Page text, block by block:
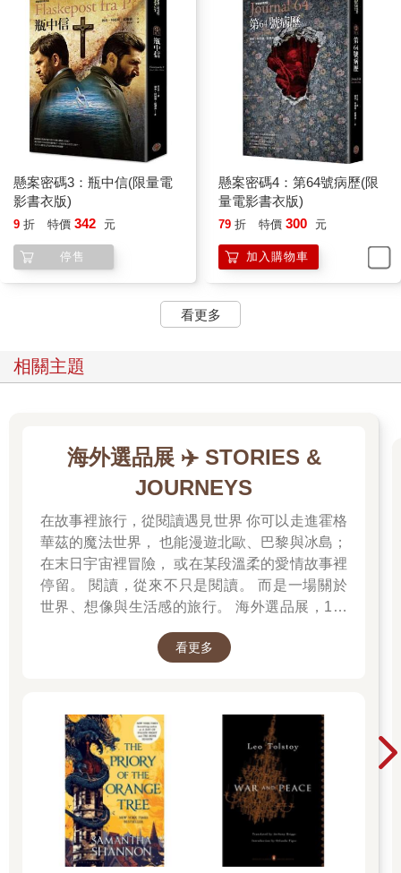
懸案密碼3：瓶中信(限量電
影書衣版)
9 折 特價 342 元
停售
懸案密碼4：第64號病歷(限
量電影書衣版)
79 折 特價 300 元
加入購物車
看更多
相關主題
海外選品展 ✈️ STORIES &
JOURNEYS
在故事裡旅行，從閱讀遇見世界 你可以走進霍格
華茲的魔法世界， 也能漫遊北歐、巴黎與冰島；
在末日宇宙裡冒險， 或在某段溫柔的愛情故事裡
停留。 閱讀，從來不只是閱讀。 而是一場關於
世界、想像與生活感的旅行。 海外選品展，1折
看更多